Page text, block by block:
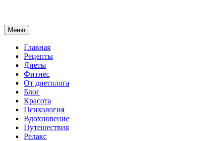
Меню Перейти
к
содержанию
Главная
Рецепты
Диеты
Фитнес
От диетолога
Блог
Красота
Психология
Вдохновение
Путешествия
Релакс